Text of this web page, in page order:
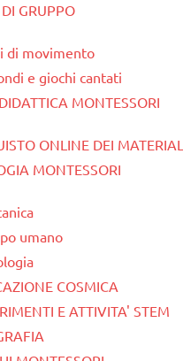
GRUPPO
di movimento
e giochi cantati
MONTESSORI
ONLINE DEI
MONTESSORI
umano
COSMICA
E ATTIVITA' STEM